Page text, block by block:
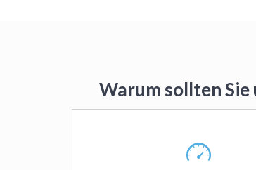
Warum sollten